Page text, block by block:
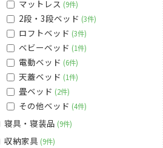
マットレス 9件
2段・3段ベッド 3件
ロフトベッド 3件
ベビーベッド 1件
電動ベッド 6件
天蓋ベッド 1件
畳ベッド 2件
その他ベッド 4件
寝具・寝装品 9件
収納家具 9件